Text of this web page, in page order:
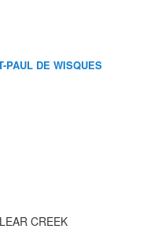
PAUL DE WISQUES
CREEK